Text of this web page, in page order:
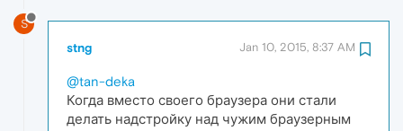
S
stng Jan 10, 2015, 8:37 AM
@tan-deka
Когда вместо своего браузера они стали
делать надстройку над чужим браузерным